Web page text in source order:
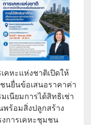
คหะแห่งชาติเปิดให้
ชนยื่นข้อเสนอราคาค่า
เนียมการได้สิทธิเช่า
พร้อมสิ่งปลูกสร้าง
งการเคหะชุมชน